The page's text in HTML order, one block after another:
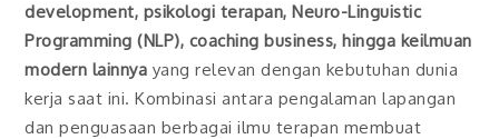
development, psikologi terapan, Neuro-Linguistic
Programming (NLP), coaching business, hingga keilmuan
modern lainnya yang relevan dengan kebutuhan dunia
kerja saat ini. Kombinasi antara pengalaman lapangan
dan penguasaan berbagai ilmu terapan membuat